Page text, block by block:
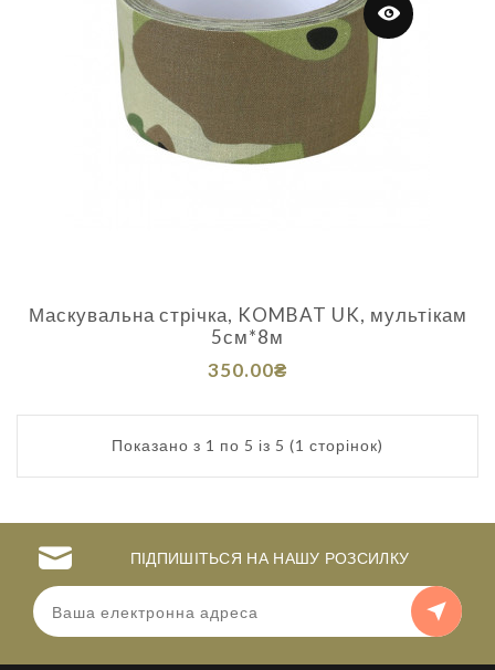
Маскувальна стрічка, KOMBAT UK, мультікам
5см*8м
350.00₴
Показано з 1 по 5 із 5 (1 сторінок)
ПІДПИШІТЬСЯ НА НАШУ РОЗСИЛКУ